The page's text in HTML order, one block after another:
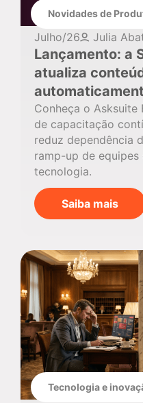
Novidades de
Julho/26 Julia
Lançamento: a
atualiza
Conheça o
de capacitação
reduz dependência
ramp-up de
tecnologia.
Saiba mais
Tecnologia e